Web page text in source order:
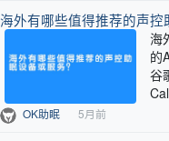
海外有哪些值得推荐的声控
海
的
谷
OK助眠 5月前